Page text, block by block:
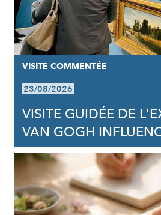
VISITE COMMENTÉE
23/08/2026
VISITE GUIDÉE DE
VAN GOGH